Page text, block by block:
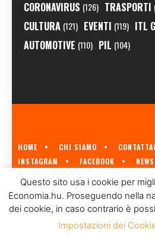
CORONAVIRUS (126) TRASPORTI
CULTURA (121) EVENTI (119) ITL
AUTOMOTIVE (110) PIL (104)
HOME CHI SIAMO
INSTAGRAM
FACEBOOK
ECONOMIA.HU È IL PRIMO GIORNALE
A CURA DIITL GROUP©
Questo sito usa i cookie per
Economia.hu. Proseguendo nella
dei cookie, in caso contrario è
Impostazioni dei